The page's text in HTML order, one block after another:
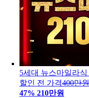
5세대 뉴스마일라
할인 전 가격400만원
47% 210만원